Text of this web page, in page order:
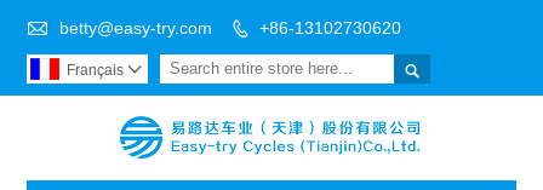
 betty@easy-try.com  +86-13102730620

Français 